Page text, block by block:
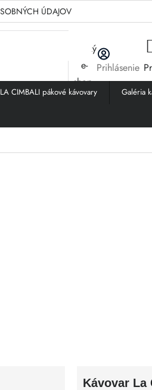
ÚDAJOV
Prihlásenie
LA CIMBALI pákové kávovary Galéria
Kávovar La